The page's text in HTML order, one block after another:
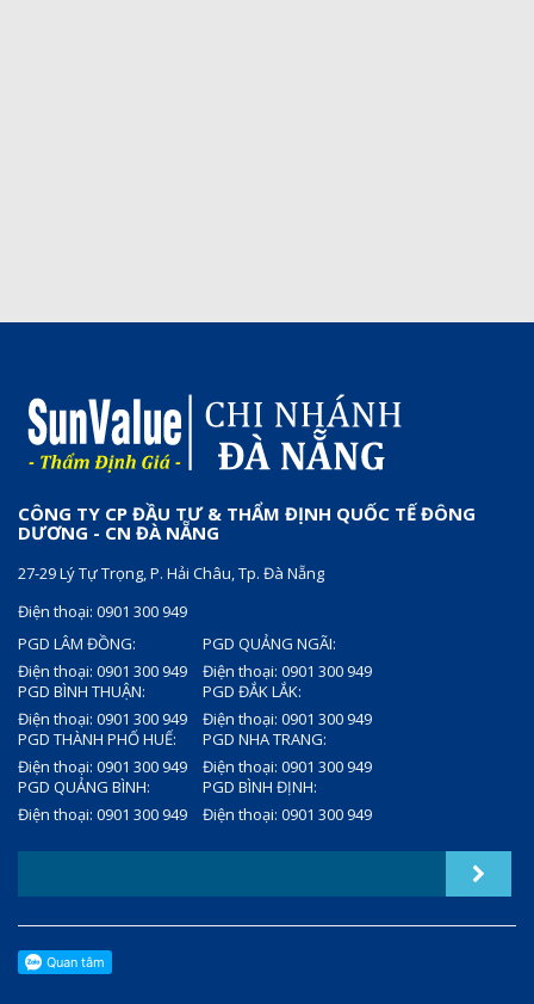
CÔNG TY CP ĐẦU TƯ & THẨM ĐỊNH QUỐC TẾ ĐÔNG
DƯƠNG - CN ĐÀ NẴNG
27-29 Lý Tự Trọng, P. Hải Châu, Tp. Đà Nẵng
Điện thoại: 0901 300 949
PGD LÂM ĐỒNG:
Điện thoại: 0901 300 949
PGD QUẢNG NGÃI:
Điện thoại: 0901 300 949
PGD BÌNH THUẬN:
Điện thoại: 0901 300 949
PGD ĐẮK LẮK:
Điện thoại: 0901 300 949
PGD THÀNH PHỐ HUẾ:
Điện thoại: 0901 300 949
PGD NHA TRANG:
Điện thoại: 0901 300 949
PGD QUẢNG BÌNH:
Điện thoại: 0901 300 949
PGD BÌNH ĐỊNH:
Điện thoại: 0901 300 949